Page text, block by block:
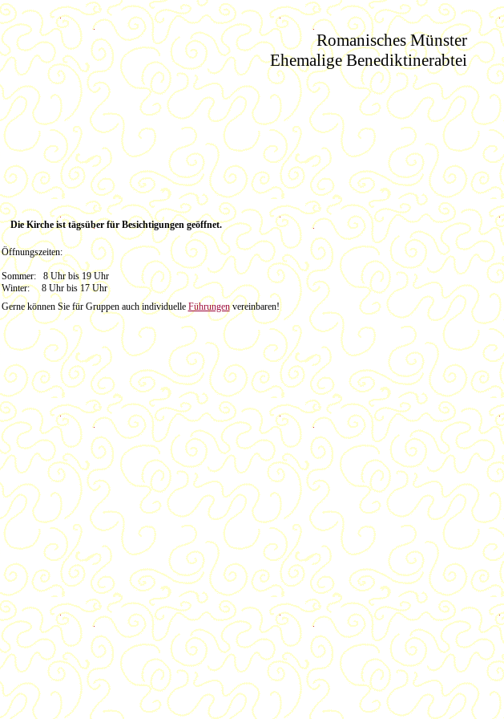
Romanisches Münster
Ehemalige Benediktinerabtei
Die Kirche ist tägsüber für Besichtigungen geöffnet.
Öffnungszeiten:
Sommer: 8 Uhr bis 19 Uhr
Winter: 8 Uhr bis 17 Uhr
Gerne können Sie für Gruppen auch individuelle Führungenvereinbaren!